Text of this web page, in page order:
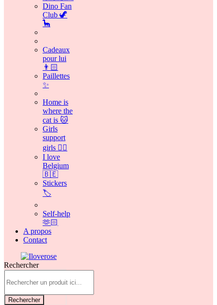
Dino Fan
Club 🦖
🦕
Cadeaux
pour lui
👨🏻
Paillettes
✨
Home is
where the
cat is 🐱
Girls
support
girls 👯‍♀️
I love
Belgium
🇧🇪
Stickers
🏷️
Self-help
🫶🏻
A propos
Contact
Rechercher
Rechercher